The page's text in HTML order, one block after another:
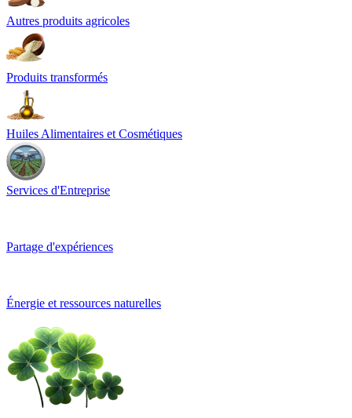
Autres produits agricoles
Produits transformés
Huiles Alimentaires et Cosmétiques
Services d'Entreprise
Partage d'expériences
Énergie et ressources naturelles